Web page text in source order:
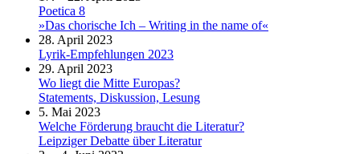
Poetica 8
»Das chorische Ich – Writing in the name of«
28. April 2023
Lyrik-Empfehlungen 2023
29. April 2023
Wo liegt die Mitte Europas?
Statements, Diskussion, Lesung
5. Mai 2023
Welche Förderung braucht die Literatur?
Leipziger Debatte über Literatur